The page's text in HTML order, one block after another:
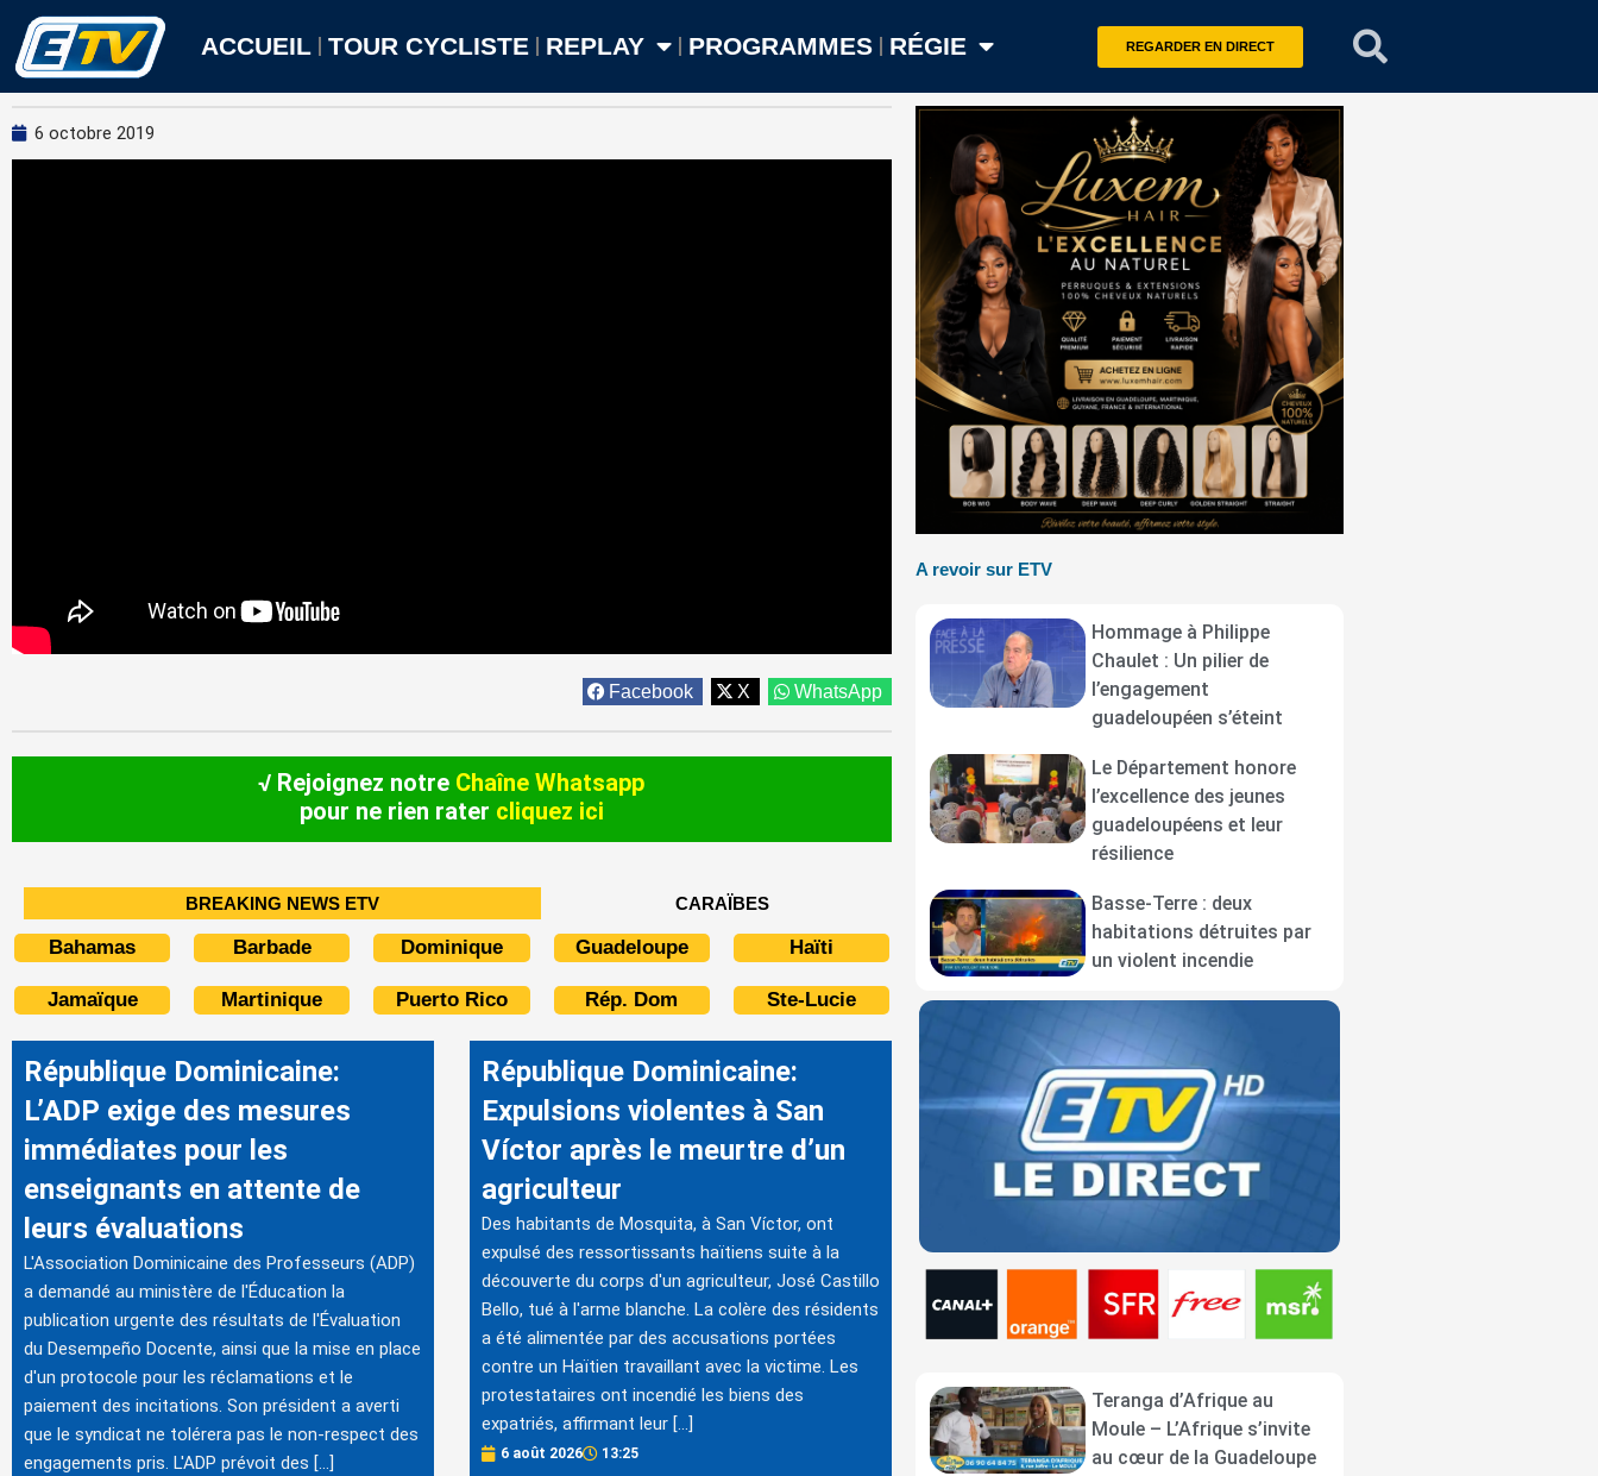
Aller
contenu
ACCUEIL TOUR CYCLISTE REPLAY PROGRAMMES RÉGIE REGARDER EN DIRECT
6 octobre 2019
Facebook X WhatsApp
√ Rejoignez notre Chaîne Whatsapp
pour ne rien rater cliquez ici
BREAKING NEWS ETV CARAÏBES
Bahamas Barbade Dominique Guadeloupe Haïti
Jamaïque Martinique Puerto Rico Rép. Dom Ste-Lucie
République Dominicaine:
L’ADP exige des mesures
immédiates pour les
enseignants en attente de
leurs évaluations
L'Association Dominicaine des Professeurs (ADP)
a demandé au ministère de l'Éducation la
publication urgente des résultats de l'Évaluation
du Desempeño Docente, ainsi que la mise en place
d'un protocole pour les réclamations et le
paiement des incitations. Son président a averti
que le syndicat ne tolérera pas le non-respect des
engagements pris. L'ADP prévoit des […]
République Dominicaine:
Expulsions violentes à San
Víctor après le meurtre d’un
agriculteur
Des habitants de Mosquita, à San Víctor, ont
expulsé des ressortissants haïtiens suite à la
découverte du corps d'un agriculteur, José Castillo
Bello, tué à l'arme blanche. La colère des résidents
a été alimentée par des accusations portées
contre un Haïtien travaillant avec la victime. Les
protestataires ont incendié les biens des
expatriés, affirmant leur […]
6 août 2026 13:25
A revoir sur ETV
Hommage à Philippe
Chaulet : Un pilier de
l’engagement
guadeloupéen s’éteint
Le Département honore
l’excellence des jeunes
guadeloupéens et leur
résilience
Basse-Terre : deux
habitations détruites par
un violent incendie
Teranga d’Afrique au
Moule – L’Afrique s’invite
au cœur de la Guadeloupe